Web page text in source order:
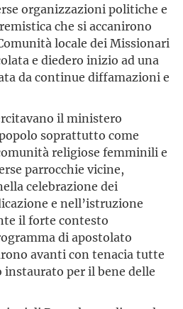
organizzazioni politiche e
che si accanirono
locale dei Missionari
e diedero inizio ad una
da continue diffamazioni e
il ministero
soprattutto come
religiose femminili e
parrocchie vicine,
celebrazione dei
e nell’istruzione
il forte contesto
di apostolato
avanti con tenacia tutte
per il bene delle